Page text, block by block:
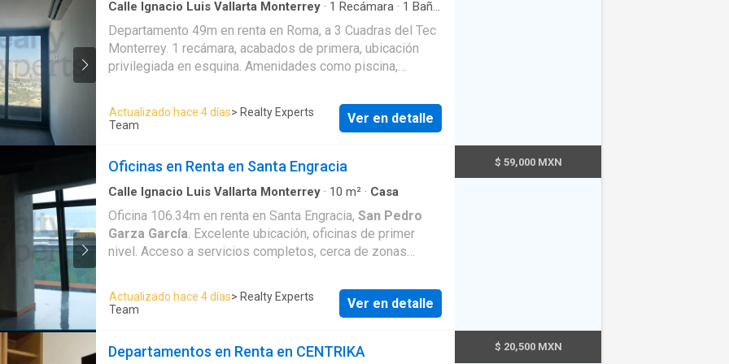
Gimnasio totalmente equipado. * Centro de negocios. *
Terraza con increíbles vistas. * 12 elevadores para mayor
comodidad. Precio de renta: $30,000 MXN mensuales. ¡No
dejes pasar esta oportunidad de vivir en una de las
cita y conoce este excelente departamento.
Características: * ️ 2 recámaras * 2 baños completos * ️
Family Room * Balcón con excelentes vistas * ️ Aire
acondicionado * ️ Totalmente amueblado y equipado *
Elevador * Seguridad 24/7 Amenidades del desarrollo: *
Alberca * Dos niveles de amenidades * ️ Área comercial
mayor plusvalía de San Pedro, con rápido acceso a
centros comerciales, restaurantes, corporativos y
Una excelente opción para quienes buscan vivir con lujo,
comodidad y una ubicación inmejorable. ¡Agenda tu cita y
conócelo!
Calle Ignacio Luis Vallarta Monterrey · 1 Recámara · 1 Baño
Departamento 49m en renta en Roma, a 3 Cuadras del Tec
Monterrey. 1 recámara, acabados de primera, ubicación
privilegiada en esquina. Amenidades como piscina,
gravamen. No te pierdas esta excelente oportunidad.
Contáctanos!
Actualizado hace 4 días> Realty Experts
Team
Ver en detalle
Oficinas en Renta en Santa Engracia
Calle Ignacio Luis Vallarta Monterrey · 10 m² · Casa
Oficina 106.34m en renta en Santa Engracia, San Pedro
Garza García. Excelente ubicación, oficinas de primer
nivel. Acceso a servicios completos, cerca de zonas
Actualizado hace 4 días> Realty Experts
Team
Ver en detalle
$ 59,000 MXN
Departamentos en Renta en CENTRIKA $ 20,500 MXN